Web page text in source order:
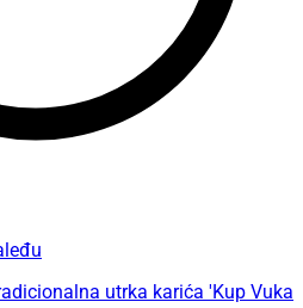
utrka karića 'Kup Vuka